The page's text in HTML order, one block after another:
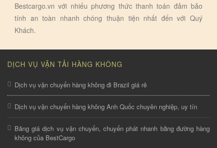
Bestcargo.vn với nhiếu phương thức thanh toán đảm bảo
tính an toàn nhanh chóng thuận tiện nhất đến với Quý
Khách.
DỊCH VỤ VẬN TẢI HÀNG KHÔNG
Dịch vụ vận chuyển hàng không đi Brazil giá rẻ
Dịch vụ vận chuyển hàng không Anh Quốc chuyên nghiệp, uy tín
Bảng giá dịch vụ vận chuyển, chuyển phát nhanh bằng đường hàng
không của BestCargo